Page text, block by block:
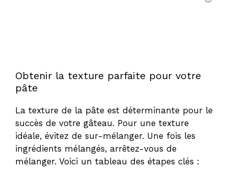
Obtenir la texture parfaite pour votre
pâte
La texture de la pâte est déterminante pour le
succès de votre gâteau. Pour une texture
idéale, évitez de sur-mélanger. Une fois les
ingrédients mélangés, arrêtez-vous de
mélanger. Voici un tableau des étapes clés :